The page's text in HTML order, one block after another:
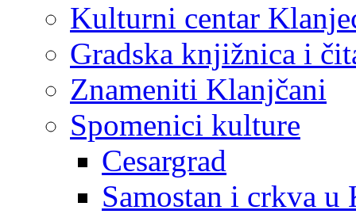
Kulturni centar
Gradska knjižnica i
Znameniti Klanjčani
Spomenici kulture
Cesargrad
Samostan i crkva u